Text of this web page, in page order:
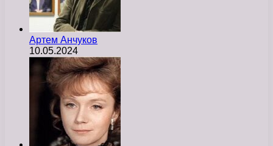
Артем Анчуков
10.05.2024